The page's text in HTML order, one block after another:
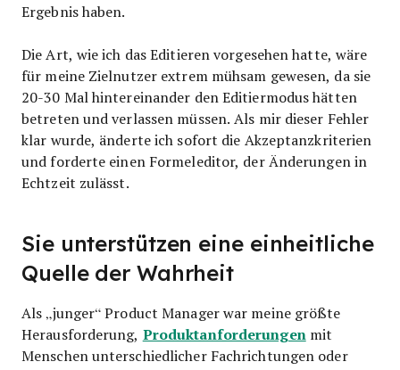
Ergebnis haben.
Die Art, wie ich das Editieren vorgesehen hatte, wäre
für meine Zielnutzer extrem mühsam gewesen, da sie
20-30 Mal hintereinander den Editiermodus hätten
betreten und verlassen müssen. Als mir dieser Fehler
klar wurde, änderte ich sofort die Akzeptanzkriterien
und forderte einen Formeleditor, der Änderungen in
Echtzeit zulässt.
Sie unterstützen eine einheitliche
Quelle der Wahrheit
Als „junger“ Product Manager war meine größte
Herausforderung, Produktanforderungen mit
Menschen unterschiedlicher Fachrichtungen oder